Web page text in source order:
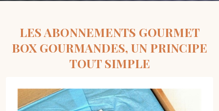
LES ABONNEMENTS GOURMET
BOX GOURMANDES, UN PRINCIPE
TOUT SIMPLE